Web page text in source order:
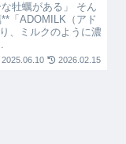
牡蠣がある」 そん
「ADOMILK（アド
、ミルクのように濃
2025.06.10 2026.02.15